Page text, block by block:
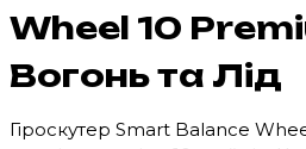
кількість
Wheel 10
Вогонь та Лід
Гіроскутер Smart Balance